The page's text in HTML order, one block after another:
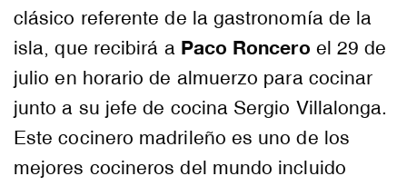
clásico referente de la gastronomía de la
isla, que recibirá a Paco Roncero el 29 de
julio en horario de almuerzo para cocinar
junto a su jefe de cocina Sergio Villalonga.
Este cocinero madrileño es uno de los
mejores cocineros del mundo incluido